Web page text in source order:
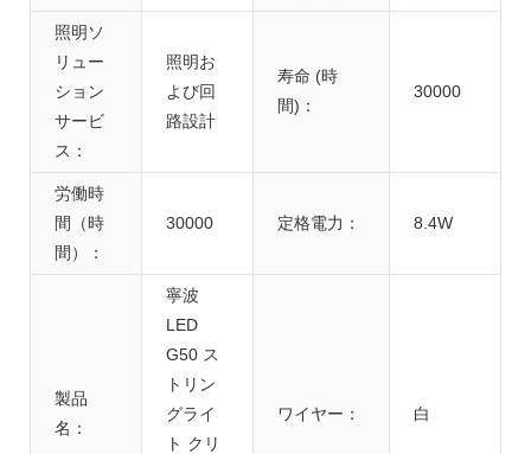
照明ソ
リュー
ション
サービ
ス：
照明お
よび回
路設計
寿命 (時
間)：
30000
労働時
間（時
間）：
30000 定格電力： 8.4W
製品
名：
寧波
LED
G50 ス
トリン
グライ
ト クリ
ワイヤー： 白